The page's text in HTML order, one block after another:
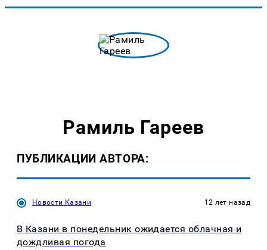
Рамиль Гареев
ПУБЛИКАЦИИ АВТОРА:
Новости Казани 12 лет назад
В Казани в понедельник ожидается облачная и
дождливая погода